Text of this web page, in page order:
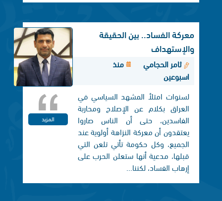
معركة الفساد.. بين الحقيقة
والإستهداف
ثامر الحجامي
منذ
اسبوعين
لسنوات امتلأ المشهد السياسي في
العراق بكلام عن الإصلاح ومحاربة
الفاسدين، حتى أن الناس صاروا
يعتقدون أن معركة النزاهة أولوية عند
الجميع، وكل حكومة تأتي تلعن التي
قبلها، مدعية أنها ستعلن الحرب على
إرهاب الفساد، لكننا...
المزيد